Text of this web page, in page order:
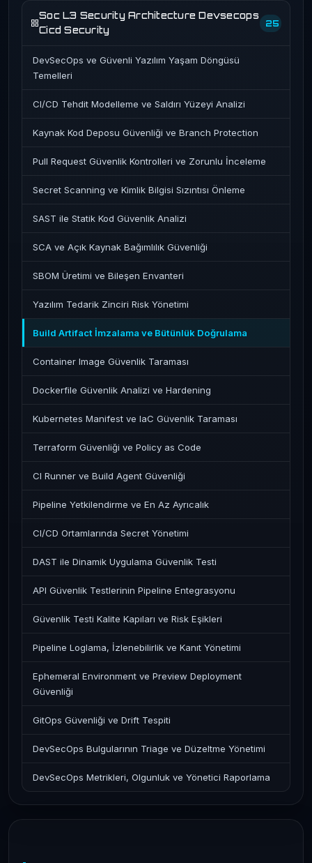
Soc L3 Security Architecture Devsecops
Cicd Security
25
DevSecOps ve Güvenli Yazılım Yaşam Döngüsü
Temelleri
CI/CD Tehdit Modelleme ve Saldırı Yüzeyi Analizi
Kaynak Kod Deposu Güvenliği ve Branch Protection
Pull Request Güvenlik Kontrolleri ve Zorunlu İnceleme
Secret Scanning ve Kimlik Bilgisi Sızıntısı Önleme
SAST ile Statik Kod Güvenlik Analizi
SCA ve Açık Kaynak Bağımlılık Güvenliği
SBOM Üretimi ve Bileşen Envanteri
Yazılım Tedarik Zinciri Risk Yönetimi
Build Artifact İmzalama ve Bütünlük Doğrulama
Container Image Güvenlik Taraması
Dockerfile Güvenlik Analizi ve Hardening
Kubernetes Manifest ve IaC Güvenlik Taraması
Terraform Güvenliği ve Policy as Code
CI Runner ve Build Agent Güvenliği
Pipeline Yetkilendirme ve En Az Ayrıcalık
CI/CD Ortamlarında Secret Yönetimi
DAST ile Dinamik Uygulama Güvenlik Testi
API Güvenlik Testlerinin Pipeline Entegrasyonu
Güvenlik Testi Kalite Kapıları ve Risk Eşikleri
Pipeline Loglama, İzlenebilirlik ve Kanıt Yönetimi
Ephemeral Environment ve Preview Deployment
Güvenliği
GitOps Güvenliği ve Drift Tespiti
DevSecOps Bulgularının Triage ve Düzeltme Yönetimi
DevSecOps Metrikleri, Olgunluk ve Yönetici Raporlama